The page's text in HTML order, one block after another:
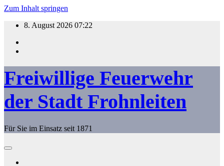
Zum Inhalt springen
8. August 2026 07:22
Freiwillige Feuerwehr
der Stadt Frohnleiten
Für Sie im Einsatz seit 1871